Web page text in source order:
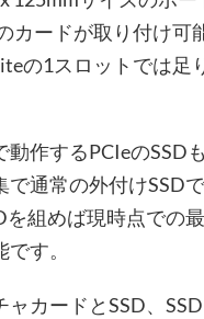
カードが取り付け可
の1スロットでは足
動作するPCIeのSSD
通常の外付けSSD
組めば現時点での
す。
カードとSSD、